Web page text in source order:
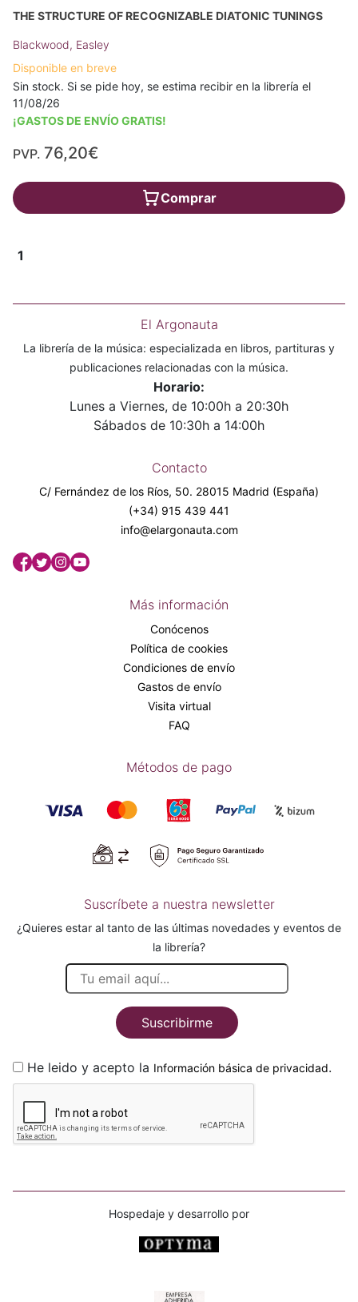
THE STRUCTURE OF RECOGNIZABLE DIATONIC TUNINGS
Blackwood, Easley
Disponible en breve
Sin stock. Si se pide hoy, se estima recibir en la librería el
11/08/26
¡GASTOS DE ENVÍO GRATIS!
PVP. 76,20€
Comprar
1
El Argonauta
La librería de la música: especializada en libros, partituras y
publicaciones relacionadas con la música.
Horario:
Lunes a Viernes, de 10:00h a 20:30h
Sábados de 10:30h a 14:00h
Contacto
C/ Fernández de los Ríos, 50. 28015 Madrid (España)
(+34) 915 439 441
info@elargonauta.com
Más información
Conócenos
Política de cookies
Condiciones de envío
Gastos de envío
Visita virtual
FAQ
Métodos de pago
Suscríbete a nuestra newsletter
¿Quieres estar al tanto de las últimas novedades y eventos de
la librería?
Suscribirme
He leido y acepto la Información básica de privacidad.
Hospedaje y desarrollo por